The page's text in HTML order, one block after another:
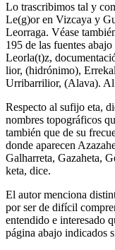
Lo trascribimos tal y
Le(g)or en Vizcaya y
Leorraga. Véase
195 de las fuentes
Leorla(t)z,
lior, (hidrónimo),
Urribarrilior, (Alava).
Respecto al sufijo eta,
nombres topográficos
también que de su
donde aparecen
Galharreta, Gazaheta,
keta, dice.
El autor menciona
por ser de difícil
entendido e interesado
página abajo indicados